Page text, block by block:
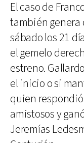
El caso de
también genera
sábado los 21
el gemelo
estreno.
el inicio o si
quien
amistosos y
Jeremías